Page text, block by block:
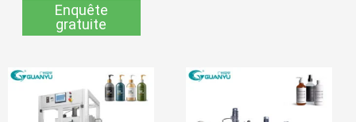
Enquête
gratuite